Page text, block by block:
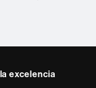
excelencia